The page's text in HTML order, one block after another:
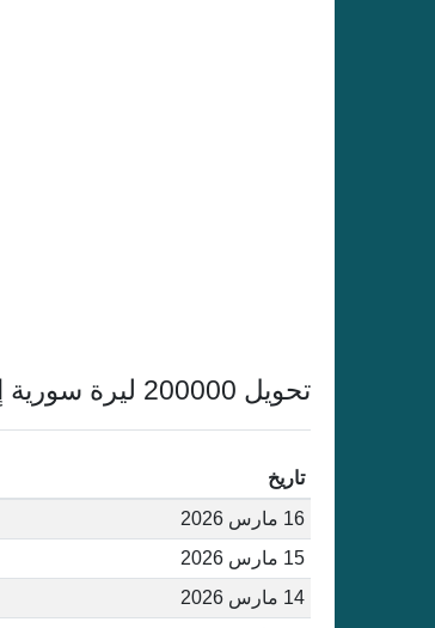
تحويل 200000 ليرة سورية إلى الريال القطري أغسطس 2026
تاريخ
16 مارس 2026
15 مارس 2026
14 مارس 2026